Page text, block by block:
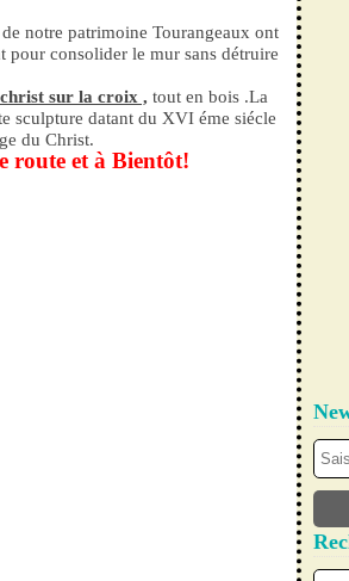
notre patrimoine Tourangeaux ont
pour consolider le mur sans détruire
sur la croix , tout en bois .La
sculpture datant du XVI éme siécle
du Christ.
route et à Bientôt!